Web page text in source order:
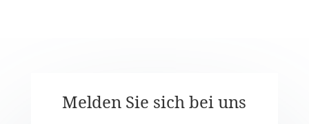
Melden Sie sich bei uns